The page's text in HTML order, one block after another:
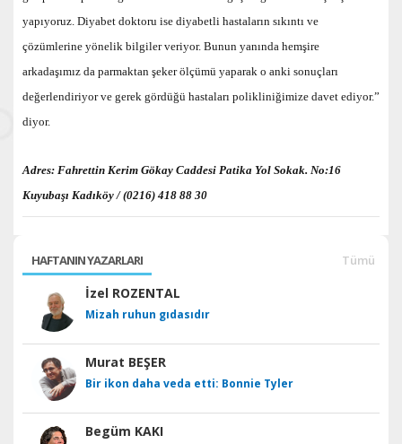
yapıyoruz. Diyabet doktoru ise diyabetli hastaların sıkıntı ve
çözümlerine yönelik bilgiler veriyor. Bunun yanında hemşire
arkadaşımız da parmaktan şeker ölçümü yaparak o anki sonuçları
değerlendiriyor ve gerek gördüğü hastaları polikliniğimize davet ediyor.”
diyor.
Adres: Fahrettin Kerim Gökay Caddesi Patika Yol Sokak. No:16
Kuyubaşı Kadıköy / (0216) 418 88 30
HAFTANIN YAZARLARI Tümü
İzel ROZENTAL
Mizah ruhun gıdasıdır
Murat BEŞER
Bir ikon daha veda etti: Bonnie Tyler
Begüm KAKI